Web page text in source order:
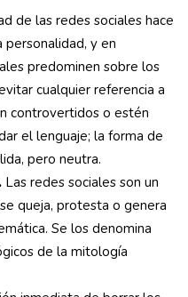
de las redes sociales hace
personalidad, y en
predominen sobre los
cualquier referencia a
controvertidos o estén
el lenguaje; la forma de
pero neutra.
Las redes sociales son un
queja, protesta o genera
Se los denomina
de la mitología